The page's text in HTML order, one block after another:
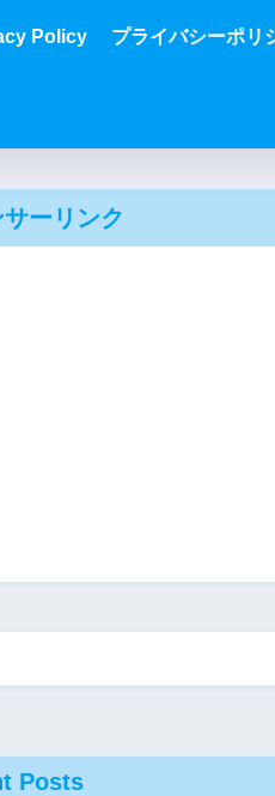
Policy プライバシーポリ
ーリンク
Posts